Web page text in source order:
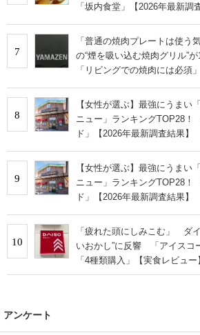
「坂内食堂」【2026年最新調
7
「普通の焼肉プレートは使
の“煙を吸い込む焼肉グリル”
「リビングでの焼肉には必須
8
【女性が選ぶ】最強にうまい
ニュー」ランキングTOP28
ド」【2026年最新調査結果】
9
【女性が選ぶ】最強にうまい
ニュー」ランキングTOP28
ド」【2026年最新調査結果】
10
「疲れた頭にしみこむ」 ダ
いおかし”に反響 「アイスコ
「4種類購入」【実食レビュー
アンケート